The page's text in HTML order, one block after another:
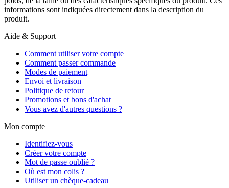
informations sont indiquées directement dans la description du
produit.
Aide & Support
Comment utiliser votre compte
Comment passer commande
Modes de paiement
Envoi et livraison
Politique de retour
Promotions et bons d'achat
Vous avez d'autres questions ?
Mon compte
Identifiez-vous
Créer votre compte
Mot de passe oublié ?
Où est mon colis ?
Utiliser un chèque-cadeau